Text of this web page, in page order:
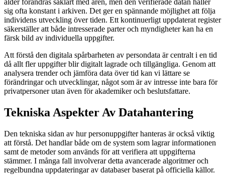
sig ofta konstant i arkiven. Det ger en spännande möjlighet att följa
individens utveckling över tiden. Ett kontinuerligt uppdaterat register
säkerställer att både intresserade parter och myndigheter kan ha en
färsk bild av individuella uppgifter.
Att förstå den digitala spårbarheten av persondata är centralt i en tid
då allt fler uppgifter blir digitalt lagrade och tillgängliga. Genom att
analysera trender och jämföra data över tid kan vi lättare se
förändringar och utvecklingar, något som är av intresse inte bara för
privatpersoner utan även för akademiker och beslutsfattare.
Tekniska Aspekter Av Datahantering
Den tekniska sidan av hur personuppgifter hanteras är också viktig
att förstå. Det handlar både om de system som lagrar informationen
samt de metoder som används för att verifiera att uppgifterna
stämmer. I många fall involverar detta avancerade algoritmer och
regelbundna uppdateringar av databaser baserat på officiella källor.